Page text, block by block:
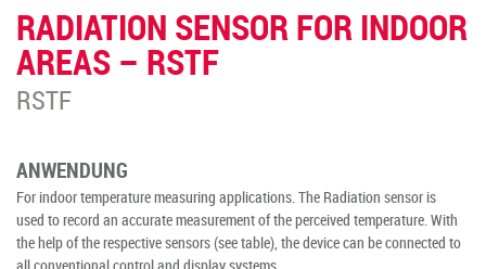
RADIATION SENSOR FOR INDOOR
AREAS – RSTF
RSTF
ANWENDUNG
For indoor temperature measuring applications. The Radiation sensor is
used to record an accurate measurement of the perceived temperature. With
the help of the respective sensors (see table), the device can be connected to